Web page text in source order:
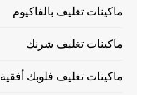
ماكينات تغليف بالفاكيوم
ماكينات تغليف شرنك
ماكينات تغليف فلوبك أفقية